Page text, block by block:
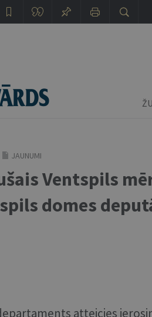
JAUNUMI
Ventspils
domes
atteicies